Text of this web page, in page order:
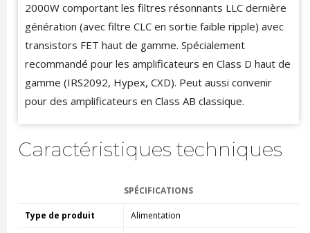
2000W comportant les filtres résonnants LLC dernière
génération (avec filtre CLC en sortie faible ripple) avec
transistors FET haut de gamme. Spécialement
recommandé pour les amplificateurs en Class D haut de
gamme (IRS2092, Hypex, CXD). Peut aussi convenir
pour des amplificateurs en Class AB classique.
Caractéristiques techniques
SPÉCIFICATIONS
Type de produit Alimentation